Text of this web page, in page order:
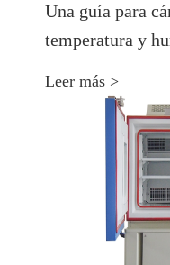
Una guía para
temperatura y
Leer más >